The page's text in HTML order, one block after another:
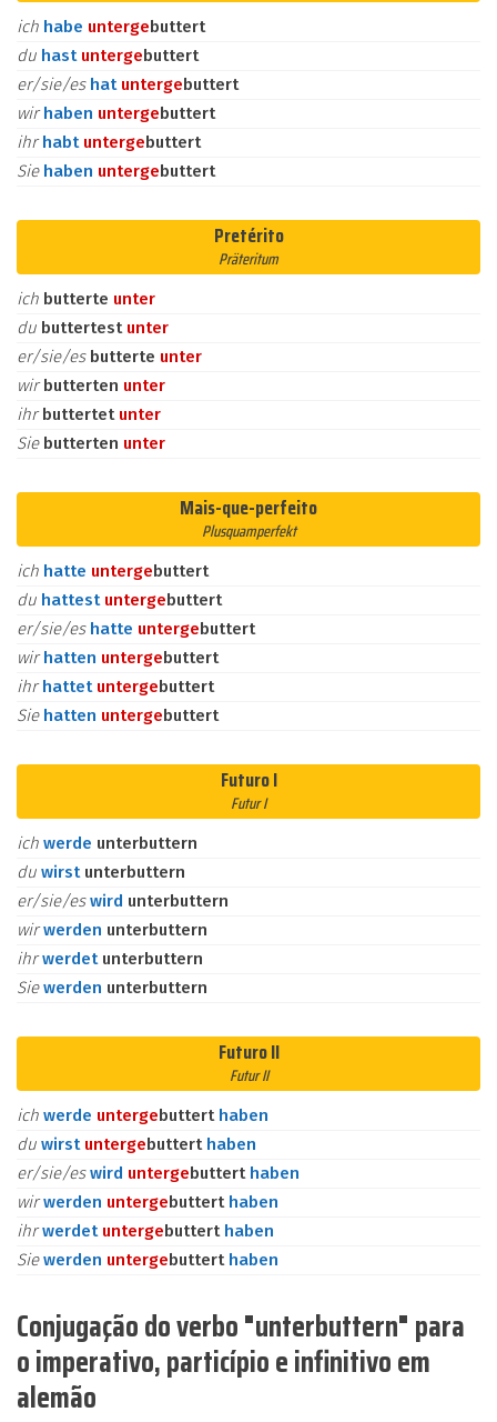
ich habe untergebuttert
du hast untergebuttert
er/sie/es hat untergebuttert
wirhaben untergebuttert
ihrhabt untergebuttert
Sie haben untergebuttert
Pretérito
Präteritum
ich butterte unter
du buttertest unter
er/sie/es butterte unter
wirbutterten unter
ihrbuttertet unter
Sie butterten unter
Mais-que-perfeito
Plusquamperfekt
ich hatte untergebuttert
du hattest untergebuttert
er/sie/es hatte untergebuttert
wirhatten untergebuttert
ihrhattet untergebuttert
Sie hatten untergebuttert
Futuro I
Futur I
ich werde unterbuttern
du wirst unterbuttern
er/sie/eswird unterbuttern
wirwerden unterbuttern
ihrwerdet unterbuttern
Siewerden unterbuttern
Futuro II
Futur II
ich werde untergebuttert haben
du wirst untergebuttert haben
er/sie/eswird untergebuttert haben
wirwerden untergebuttert haben
ihrwerdet untergebuttert haben
Siewerden untergebuttert haben
Conjugação do verbo "unterbuttern" para
o imperativo, particípio e infinitivo em
alemão